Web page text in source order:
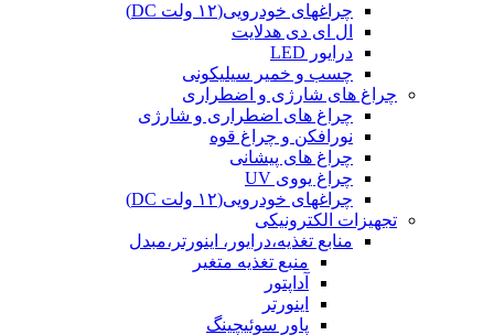
چراغهای خودرویی(۱۲ ولت DC)
ال ای دی هدلایت
درایور LED
چسب و خمیر سیلیکونی
چراغ های شارژی و اضطراری
چراغ های اضطراری و شارژی
نورافکن و چراغ قوه
چراغ های پیشانی
چراغ یووی UV
چراغهای خودرویی(۱۲ ولت DC)
تجهیزات الکترونیکی
منابع تغذیه،درایور، اینورتر،مبدل
منبع تغذیه متغیر
آداپتور
اینورتر
پاور سوئیچینگ